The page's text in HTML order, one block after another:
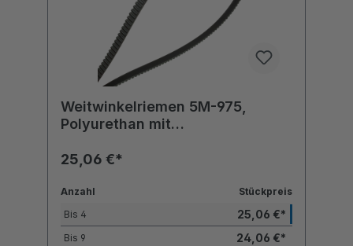
Weitwinkelriemen 5M-975,
Polyurethan mit
25,06 €*
Anzahl
Stückpreis
Bis 4 25,06 €*
Bis 9 24,06 €*